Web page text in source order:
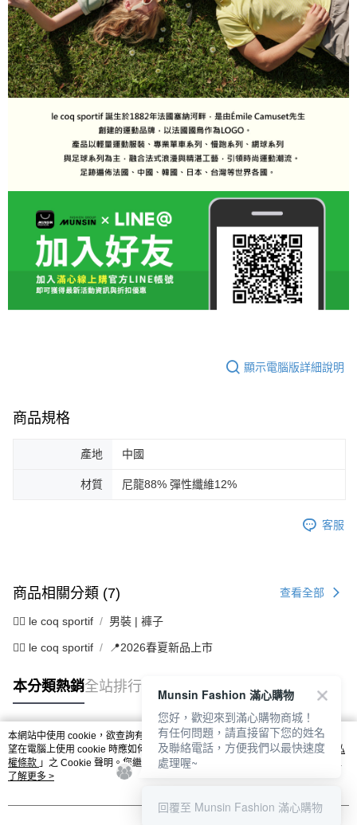
顯示電腦版詳細說明
商品規格
產地 中國
材質 尼龍88% 彈性纖維12%
客服
商品相關分類 (7) 查看全部
🚴‍♂️ le coq sportif 男裝 | 褲子
🚴‍♂️ le coq sportif 📍2026春夏新品上市
本分類熱銷全站排行
熱門標籤
本網站中使用 cookie，欲查詢有關本網站使用 cookie 方式之詳情，及若您不希
望在電腦上使用 cookie 時應如何變更電腦的 cookie 設定，請參閱本網站「
隱私
權條款 」之 Cookie 聲明。您繼續使用本網站即表示您同意本公司得按本網站使
用條款之 Cookie 聲明使用 cookie。
了解更多 >
Munsin Fashion 滿心購物
您好，歡迎來到滿心購物商城！
有任何問題，請直接留下您的姓名
及聯絡電話，方便我們以最快速度
處理喔~
回覆至 Munsin Fashion 滿心購物